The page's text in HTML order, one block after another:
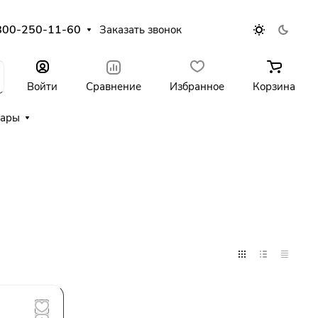
250-11-60 Заказать звонок
Войти Сравнение Избранное Корзина